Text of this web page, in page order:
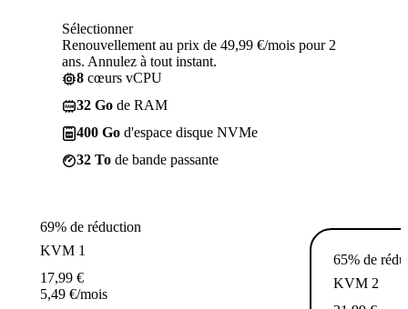
Sélectionner
Renouvellement au prix de 49,99 €/mois pour 2
ans. Annulez à tout instant.
8 cœurs vCPU
32 Go de RAM
400 Go d'espace disque NVMe
32 To de bande passante
69% de réduction
KVM 1
17,99 €
5,49 €/mois
65% de
KVM 2